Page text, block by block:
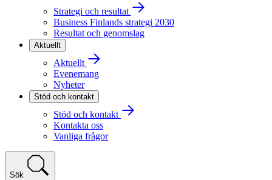
Strategi och resultat
Business Finlands strategi 2030
Resultat och genomslag
Aktuellt
Aktuellt
Evenemang
Nyheter
Stöd och kontakt
Stöd och kontakt
Kontakta oss
Vanliga frågor
Sök